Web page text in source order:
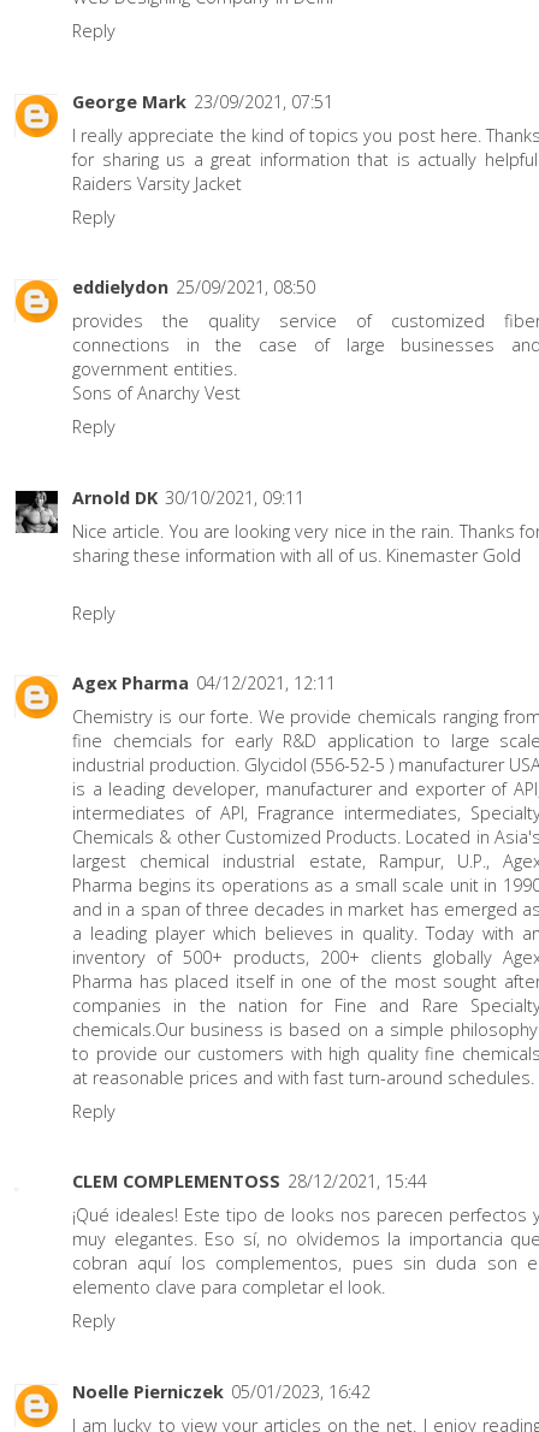
Reply
George Mark 23/09/2021, 07:51
I really appreciate the kind of topics you post here.
for sharing us a great information that is actually
Raiders Varsity Jacket
Reply
eddielydon 25/09/2021, 08:50
provides the quality service of customized
connections in the case of large businesses
government entities.
Sons of Anarchy Vest
Reply
Arnold DK 30/10/2021, 09:11
Nice article. You are looking very nice in the rain. Thanks
sharing these information with all of us. Kinemaster Gold
Reply
Agex Pharma 04/12/2021, 12:11
Chemistry is our forte. We provide chemicals ranging
fine chemcials for early R&D application to large
industrial production. Glycidol (556-52-5 ) manufacturer
is a leading developer, manufacturer and exporter of
intermediates of API, Fragrance intermediates,
Chemicals & other Customized Products. Located in
largest chemical industrial estate, Rampur, U.P.,
Pharma begins its operations as a small scale unit in
and in a span of three decades in market has emerged
a leading player which believes in quality. Today with
inventory of 500+ products, 200+ clients globally
Pharma has placed itself in one of the most sought
companies in the nation for Fine and Rare
chemicals.Our business is based on a simple
to provide our customers with high quality fine
at reasonable prices and with fast turn-around schedules.
Reply
CLEM COMPLEMENTOSS 28/12/2021, 15:44
¡Qué ideales! Este tipo de looks nos parecen perfectos
muy elegantes. Eso sí, no olvidemos la importancia
cobran aquí los complementos, pues sin duda son
elemento clave para completar el look.
Reply
Noelle Pierniczek 05/01/2023, 16:42
I am lucky to view your articles on the net. I enjoy